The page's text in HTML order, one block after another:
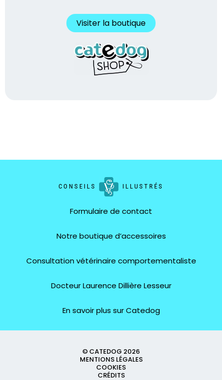
Visiter la boutique
CONSEILS ILLUSTRÉS
Formulaire de contact
Notre boutique d’accessoires
Consultation vétérinaire comportementaliste
Docteur Laurence Dillière Lesseur
En savoir plus sur Catedog
© CATEDOG 2026
MENTIONS LÉGALES
COOKIES
CRÉDITS